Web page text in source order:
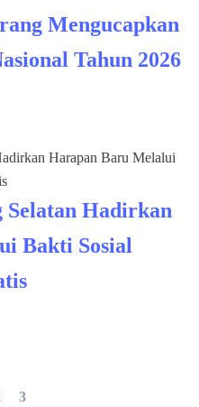
Mengucapkan
Tahun 2026
Selatan Hadirkan
Bakti Sosial
3